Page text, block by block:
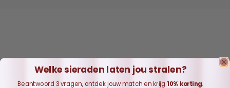
Welke sieraden laten jou stralen?
Beantwoord 3 vragen, ontdek jouw match en krijg10% korting